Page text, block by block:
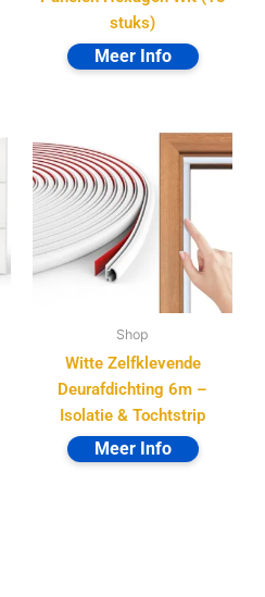
stuks)
Shop
Witte Zelfklevende
Deurafdichting 6m –
Isolatie & Tochtstrip